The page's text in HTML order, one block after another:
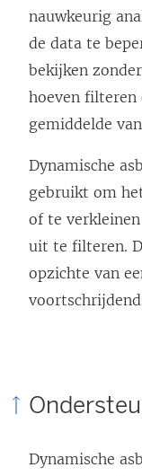
nauwkeurig
de data te
bekijken
hoeven
gemiddelde
Dynamische
gebruikt om
of te
uit te filteren.
opzichte van
Dynamische